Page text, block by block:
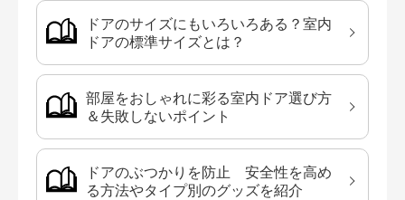
ドアのサイズにもいろいろある？室内
ドアの標準サイズとは？
部屋をおしゃれに彩る室内ドア選び方
＆失敗しないポイント
ドアのぶつかりを防止 安全性を高め
る方法やタイプ別のグッズを紹介